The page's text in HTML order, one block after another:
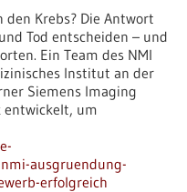
Krebs? Die Antwort
Tod entscheiden – und
Ein Team des NMI
Institut an der
Siemens Imaging
entwickelt, um
ausgruendung-
erfolgreich